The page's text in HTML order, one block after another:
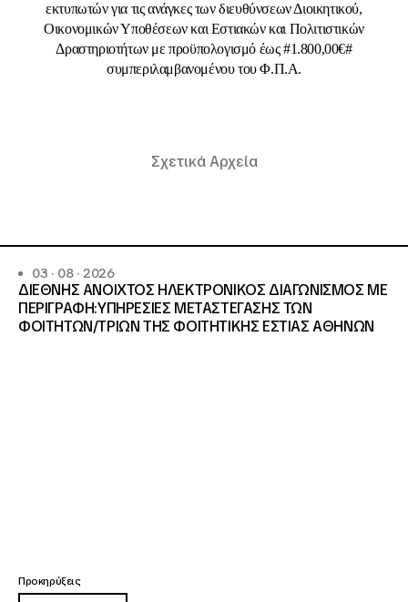
εκτυπωτών για τις ανάγκες των διευθύνσεων Διοικητικού,
Οικονομικών Υποθέσεων και Εστιακών και Πολιτιστικών
Δραστηριοτήτων με προϋπολογισμό έως #1.800,00€#
συμπεριλαμβανομένου του Φ.Π.Α.
Σχετικά Αρχεία
03 · 08 · 2026
ΔΙΕΘΝΗΣ ΑΝΟΙΧΤΟΣ ΗΛΕΚΤΡΟΝΙΚΟΣ ΔΙΑΓΩΝΙΣΜΟΣ ΜΕ
ΠΕΡΙΓΡΑΦΗ:ΥΠΗΡΕΣΙΕΣ METAΣΤΕΓΑΣΗΣ ΤΩΝ
ΦΟΙΤΗΤΩΝ/ΤΡΙΩΝ ΤΗΣ ΦΟΙΤΗΤΙΚΗΣ ΕΣΤΙΑΣ ΑΘΗΝΩΝ
Προκηρύξεις